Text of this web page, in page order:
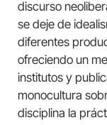
discurso
se deje de
diferentes
ofreciendo un
institutos y
monocultura
disciplina la